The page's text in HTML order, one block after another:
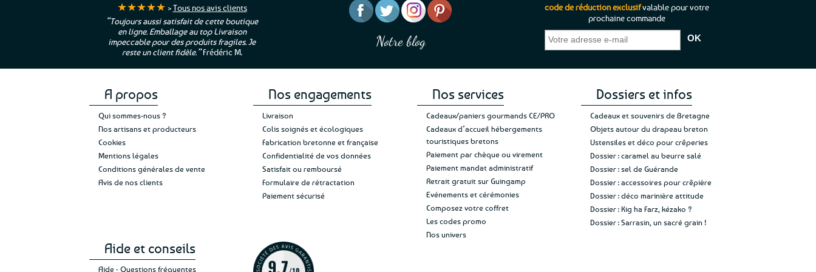
★★★★★ >Tous nos avis clients
“Toujours aussi satisfait de cette boutique
en ligne. Emballage au top Livraison
impeccable pour des produits fragiles. Je
reste un client fidèle.”Frédéric M.
“Une boutique que je recommande pour
leur sérieux, des bons et beaux produits
et une équipe à l’écoute :-)”Patricia M.
“J’ai mis 5 étoiles parce que je pouvais pas
en mettre 6 ;)
Je suis plus que satisfaite de mon achat et
de ma livraison. Ne changez rien”Jade C.
“C’est agréable et tout aussi rassurant
de constater qu’il n’y a pas de petite
commande, mais un client à satisfaire.”
Notre blog
code de réduction exclusifvalable pour votre
prochaine commande
A propos
Qui sommes-nous ?
Nos artisans et producteurs
Cookies
Mentions légales
Conditions générales de vente
Avis de nos clients
Nos engagements
Livraison
Colis soignés et écologiques
Fabrication bretonne et française
Confidentialité de vos données
Satisfait ou remboursé
Formulaire de rétractation
Paiement sécurisé
Nos services
Cadeaux/paniers gourmands CE/PRO
Cadeaux d’accueil hébergements
touristiques bretons
Paiement par chèque ou virement
Paiement mandat administratif
Retrait gratuit sur Guingamp
Evénements et cérémonies
Composez votre coffret
Les codes promo
Nos univers
Dossiers et infos
Cadeaux et souvenirs de Bretagne
Objets autour du drapeau breton
Ustensiles et déco pour crêperies
Dossier : caramel au beurre salé
Dossier : sel de Guérande
Dossier : accessoires pour crêpière
Dossier : déco marinière attitude
Dossier : Kig ha Farz, kézako ?
Dossier : Sarrasin, un sacré grain !
Aide et conseils
Aide - Questions fréquentes